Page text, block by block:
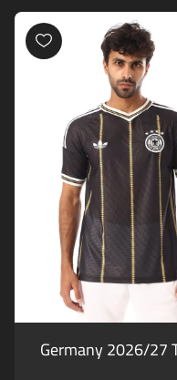
Germany 2026/27